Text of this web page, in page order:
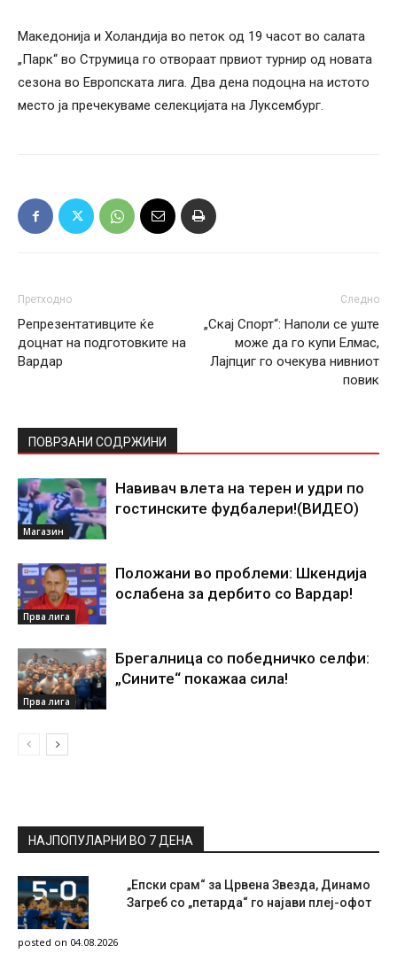
Македонија и Холандија во петок од 19 часот во салата
„Парк“ во Струмица го отвораат првиот турнир од новата
сезона во Европската лига. Два дена подоцна на истото
место ја пречекуваме селекцијата на Луксембург.
Претходно
Репрезентативците ќе
доцнат на подготовките на
Вардар
Следно
„Скај Спорт“: Наполи се уште
може да го купи Елмас,
Лајпциг го очекува нивниот
повик
ПОВРЗАНИ СОДРЖИНИ
Магазин
Навивач влета на терен и удри по
гостинските фудбалери!(ВИДЕО)
Прва лига
Положани во проблеми: Шкендија
ослабена за дербито со Вардар!
Прва лига
Брегалница со победничко селфи:
„Сините“ покажаа сила!
НАЈПОПУЛАРНИ ВО 7 ДЕНА
„Епски срам“ за Црвена Звезда, Динамо
Загреб со „петарда“ го најави плеј-офот
posted on 04.08.2026